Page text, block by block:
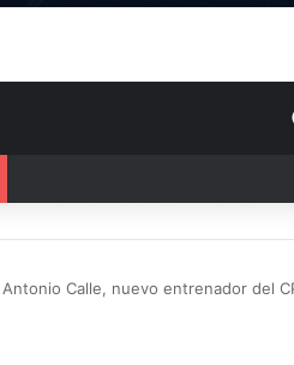
Antonio Calle, nuevo entrenador del